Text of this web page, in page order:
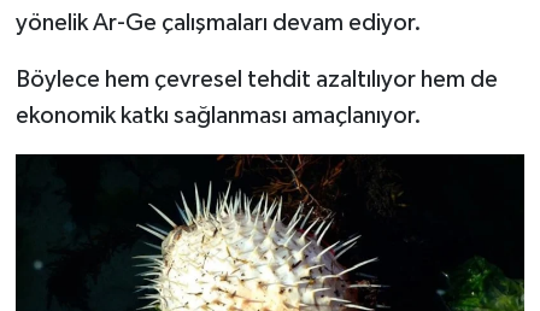
yönelik Ar-Ge çalışmaları devam ediyor.
Böylece hem çevresel tehdit azaltılıyor hem de
ekonomik katkı sağlanması amaçlanıyor.